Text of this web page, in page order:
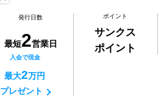
発行日数
最短2営業日
ポイント
サンクス
ポイント
入会で現金
最大2万円
プレゼント